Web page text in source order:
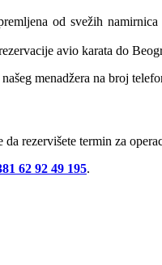
od svežih
avio karata do
menadžera na broj
rezervišete termin za
62 92 49 195.